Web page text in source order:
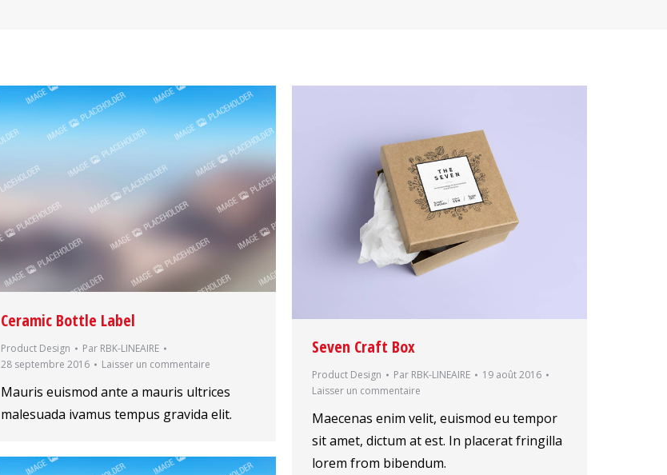
Ceramic Bottle Label
Product Design Par RBK-LINEAIRE
28 septembre 2016
Laisser un commentaire
Mauris euismod ante a mauris ultrices
malesuada ivamus tempus gravida elit.
Seven Craft Box
Product Design Par RBK-LINEAIRE
19 août 2016
Laisser un commentaire
Maecenas enim velit, euismod eu tempor
sit amet, dictum at est. In placerat fringilla
lorem from bibendum.